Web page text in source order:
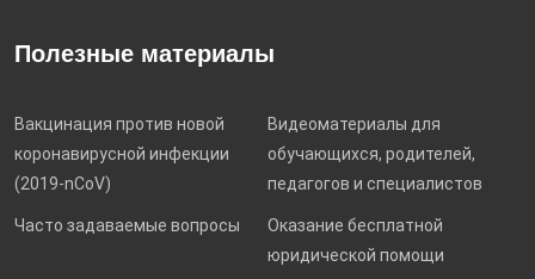
Полезные материалы
Вакцинация против новой
коронавирусной инфекции
(2019-nCoV)
Видеоматериалы для
обучающихся, родителей,
педагогов и специалистов
Часто задаваемые вопросы
Оказание бесплатной
юридической помощи